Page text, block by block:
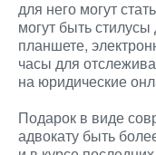
для него могут стать
могут быть
планшете,
часы для
на юридические
Подарок в виде
адвокату быть